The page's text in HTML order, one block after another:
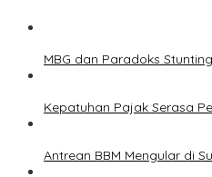
MBG dan Paradoks
Kepatuhan Pajak Serasa
Antrean BBM Mengular di